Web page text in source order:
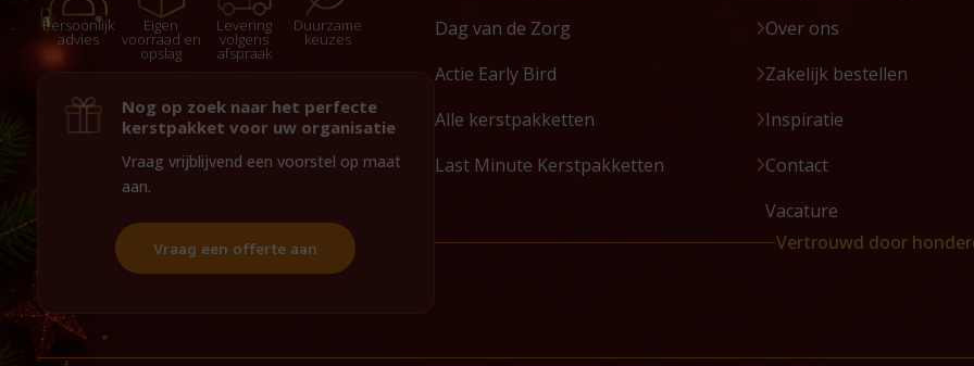
Persoonlijk
advies
Eigen
voorraad en
opslag
Levering
volgens
afspraak
Duurzame
keuzes
Nog op zoek naar het perfecte
kerstpakket voor uw organisatie
Vraag vrijblijvend een voorstel op maat
aan.
Vraag een offerte aan
Dag van de Zorg
Actie Early Bird
Alle kerstpakketten
Last Minute Kerstpakketten
Over ons
Zakelijk bestellen
Inspiratie
Contact
Vacature
Vertrouwd door